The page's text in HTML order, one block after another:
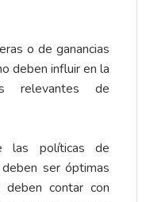
o de ganancias
deben influir en la
relevantes de
las políticas de
ser óptimas
contar con